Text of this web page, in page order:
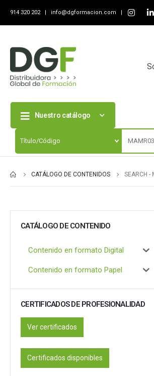
914 320 202 | info@dgformacion.com |
Nuestro catálogo
CATÁLOGO DE CONTENIDOS SEARCH -
CATÁLOGO DE CONTENIDO
Contenido en formato Digital
Contenido en formato Papel
CERTIFICADOS DE PROFESIONALIDAD
Ver certificados
Certificados disponibles